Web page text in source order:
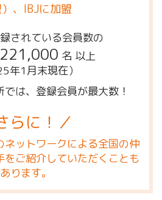
、IBJに加盟
されている会員数の
名 以上
年1月末現在）
は、登録会員が最大数！
らに！／
ネットワークによる全国の仲
をご紹介していただくことも
あります。